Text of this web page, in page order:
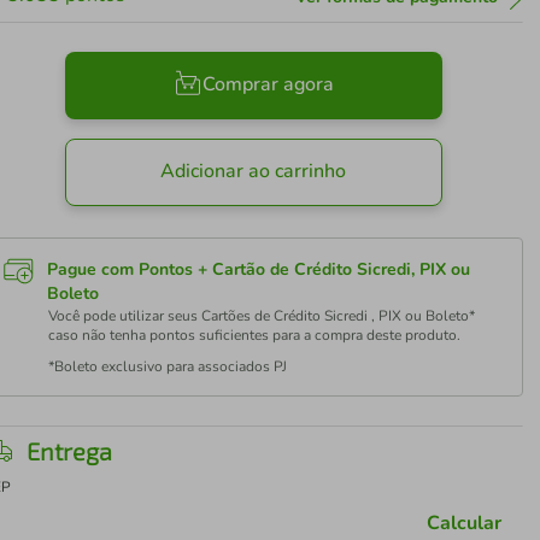
Comprar agora
Adicionar ao carrinho
Pague com Pontos + Cartão de Crédito Sicredi, PIX ou
Boleto
Você pode utilizar seus Cartões de Crédito Sicredi , PIX ou Boleto*
caso não tenha pontos suficientes para a compra deste produto.
*Boleto exclusivo para associados PJ
Entrega
Calcular